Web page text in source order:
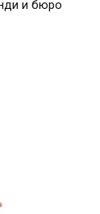
и бюро